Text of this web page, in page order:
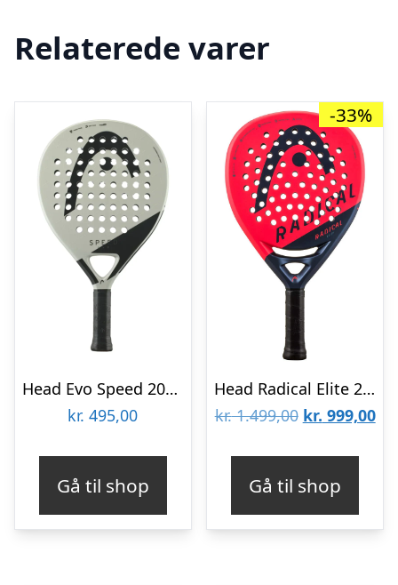
Relaterede varer
Head Evo Speed 2025 Padelbat
kr. 495,00
Gå til shop
-33%
Head Radical Elite 2024 Padelbat
kr.1.499,00 Den
var:
kr. 1.499,00.
kr. 999,00
kr.
Gå til shop